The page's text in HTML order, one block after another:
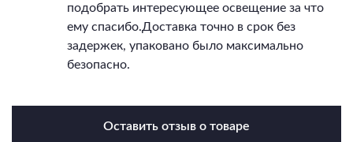
подобрать интересующее освещение за что
ему спасибо.Доставка точно в срок без
задержек, упаковано было максимально
безопасно.
Оставить отзыв о товаре